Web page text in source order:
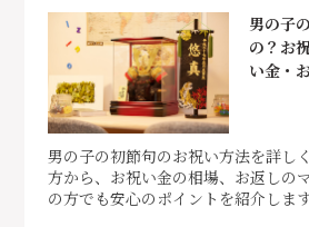
男の子
の？お
い金・
男の子の初節句のお祝い方法を詳し
方から、お祝い金の相場、お返しの
の方でも安心のポイントを紹介しま